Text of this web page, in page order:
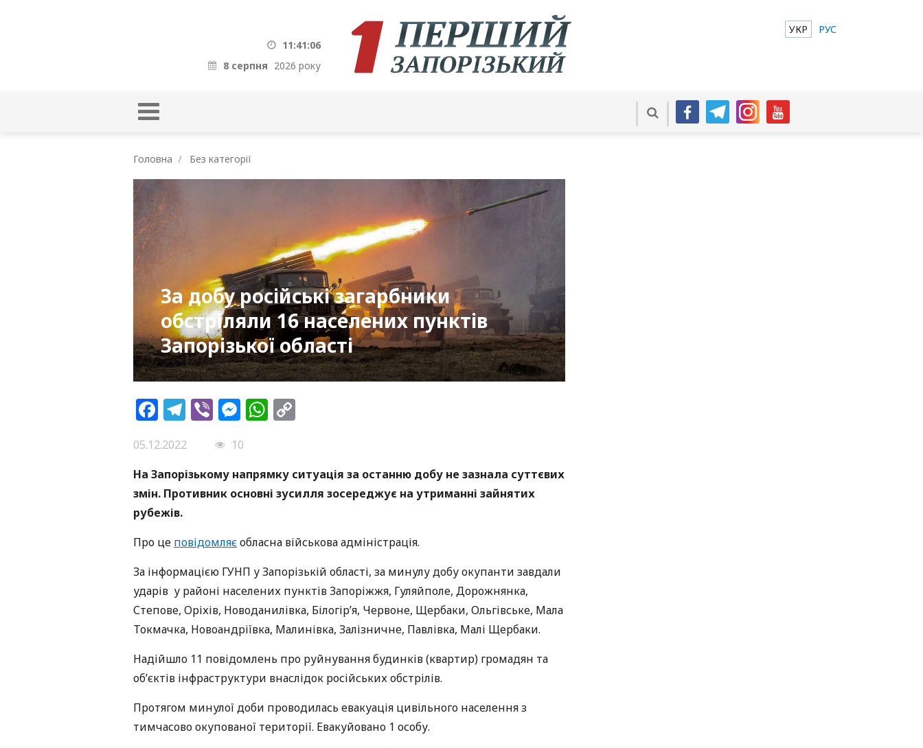
11:41:07
8 серпня 2026 року
УКР РУС
Головна Без категорії
За добу російські загарбники
обстріляли 16 населених пунктів
Запорізької області
Facebook
Telegram
ViberMessenger
WhatsApp
05.12.2022
10
На Запорізькому напрямку ситуація за останню добу не зазнала суттєвих
змін. Противник основні зусилля зосереджує на утриманні зайнятих
рубежів.
Про це повідомляєобласна військова адміністрація.
За інформацією ГУНП у Запорізькій області, за минулу добу окупанти завдали
ударів у районі населених пунктів Запоріжжя, Гуляйполе, Дорожнянка,
Степове, Оріхів, Новоданилівка, Білогір’я, Червоне, Щербаки, Ольгівське, Мала
Токмачка, Новоандріївка, Малинівка, Залізничне, Павлівка, Малі Щербаки.
Надійшло 11 повідомлень про руйнування будинків (квартир) громадян та
об’єктів інфраструктури внаслідок російських обстрілів.
Протягом минулої доби проводилась евакуація цивільного населення з
тимчасово окупованої території. Евакуйовано 1 особу.